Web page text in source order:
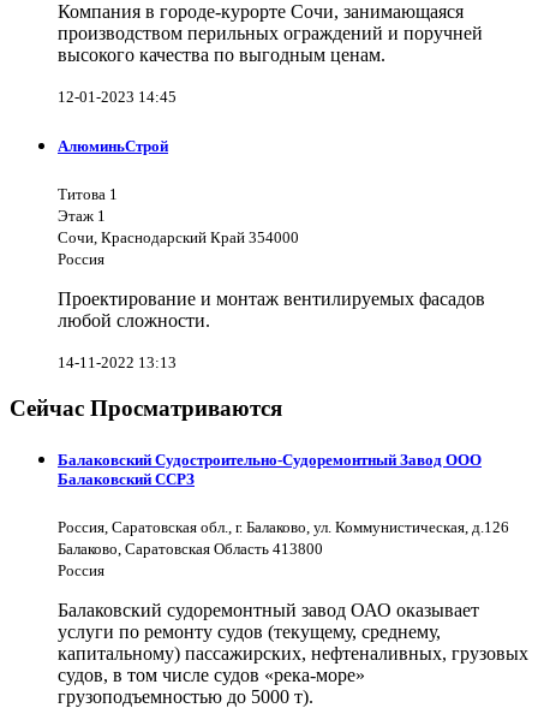
Компания в городе-курорте Сочи, занимающаяся
производством перильных ограждений и поручней
высокого качества по выгодным ценам.
12-01-2023 14:45
АлюминьСтрой
Титова 1
Этаж 1
Сочи, Краснодарский Край 354000
Россия
Проектирование и монтаж вентилируемых фасадов
любой сложности.
14-11-2022 13:13
Сейчас Просматриваются
Балаковский Судостроительно-Судоремонтный Завод ООО
Балаковский ССРЗ
Россия, Саратовская обл., г. Балаково, ул. Коммунистическая, д.126
Балаково, Саратовская Область 413800
Россия
Балаковский судоремонтный завод ОАО оказывает
услуги по ремонту судов (текущему, среднему,
капитальному) пассажирских, нефтеналивных, грузовых
судов, в том числе судов «река-море»
грузоподъемностью до 5000 т).